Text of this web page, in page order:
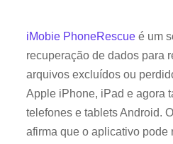
iMobie PhoneRescue é um
recuperação de dados para
arquivos excluídos ou
Apple iPhone, iPad e agora
telefones e tablets Android.
afirma que o aplicativo pode